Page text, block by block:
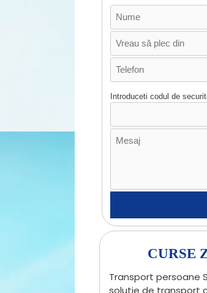
Introduceti codul de
CURSE
Transport persoane
solutie de transport